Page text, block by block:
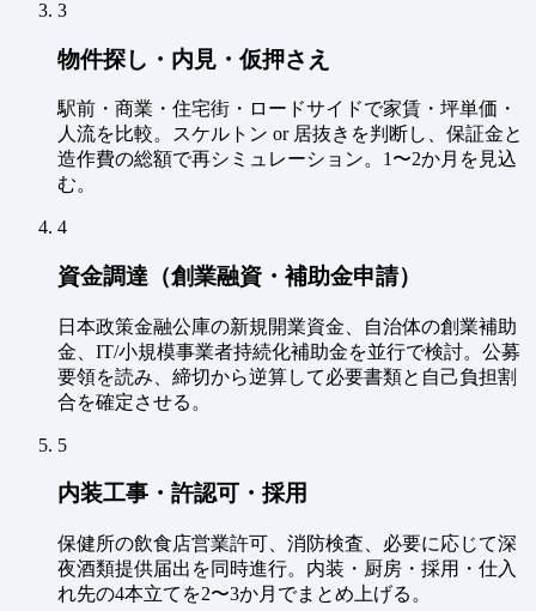
3
物件探し・内見・仮押さえ
駅前・商業・住宅街・ロードサイドで家賃・坪単価・
人流を比較。スケルトン or 居抜きを判断し、保証金と
造作費の総額で再シミュレーション。1〜2か月を見込
む。
4
資金調達（創業融資・補助金申請）
日本政策金融公庫の新規開業資金、自治体の創業補助
金、IT/小規模事業者持続化補助金を並行で検討。公募
要領を読み、締切から逆算して必要書類と自己負担割
合を確定させる。
5
内装工事・許認可・採用
保健所の飲食店営業許可、消防検査、必要に応じて深
夜酒類提供届出を同時進行。内装・厨房・採用・仕入
れ先の4本立てを2〜3か月でまとめ上げる。